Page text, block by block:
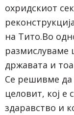
охридскиот
на Тито.Во
размислуваме
државата и
Се решивме да
целовит, кој е
здаравство и